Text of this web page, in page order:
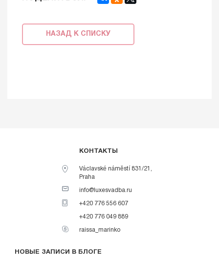
НАЗАД К СПИСКУ
КОНТАКТЫ
Václavské náměstí 831/21,
Praha
info@luxesvadba.ru
+420 776 556 607
+420 776 049 889
raissa_marinko
НОВЫЕ ЗАПИСИ В БЛОГЕ